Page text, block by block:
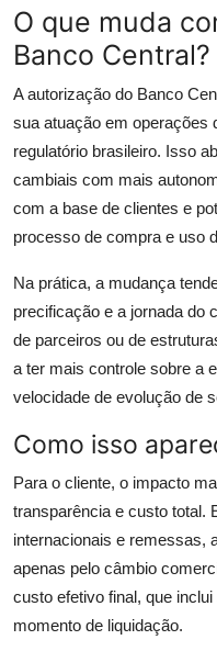
O que muda
Banco Central?
A autorização do Banco
sua atuação em operações
regulatório brasileiro. Isso
cambiais com mais
com a base de clientes e
processo de compra e uso
Na prática, a mudança
precificação e a jornada do
de parceiros ou de
a ter mais controle sobre a
velocidade de evolução de
Como isso
Para o cliente, o impacto
transparência e custo total.
internacionais e remessas,
apenas pelo câmbio
custo efetivo final, que
momento de liquidação.